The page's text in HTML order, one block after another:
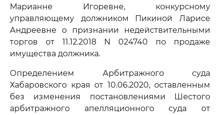
Марианне Игоревне, конкурсному
управляющему должником Пикиной Ларисе
Андреевне о признании недействительными
торгов от 11.12.2018 N 024740 по продаже
имущества должника.
Определением Арбитражного суда
Хабаровского края от 10.06.2020, оставленным
без изменения постановлениями Шестого
арбитражного апелляционного суда от